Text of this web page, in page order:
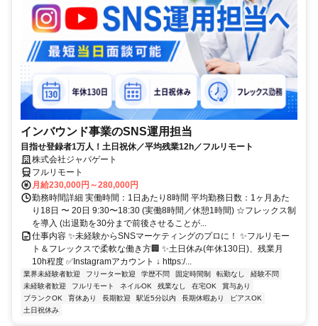
インバウンド事業のSNS運用担当
目指せ登録者1万人！土日祝休／平均残業12h／フルリモート
株式会社ジャパゲート
フルリモート
月給230,000円～280,000円
勤務時間詳細 実働時間：1日あたり8時間 平均勤務日数：1ヶ月あた
り18日 〜 20日 9:30〜18:30 (実働8時間／休憩1時間) ☆フレックス制
を導入 (出退勤を30分まで前後させることが...
仕事内容 ✨未経験からSNSマーケティングのプロに！ ✨フルリモー
ト＆フレックスで柔軟な働き方🏢 ✨土日休み(年休130日)、残業月
10h程度 ✅Instagramアカウント ↓ https:/...
業界未経験者歓迎 フリーター歓迎 学歴不問 固定時間制 転勤なし
経験不問
未経験者歓迎
フルリモート ネイルOK 残業なし 在宅OK
賞与あり
ブランクOK
育休あり 長期歓迎 駅近5分以内 長期休暇あり
ピアスOK
土日祝休み